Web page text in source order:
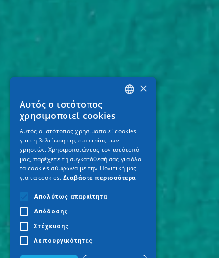
×
Αυτός ο ιστότοπος
χρησιμοποιεί cookies
Αυτός ο ιστότοπος χρησιμοποιεί cookies
για τη βελτίωση της εμπειρίας των
χρηστών. Χρησιμοποιώντας τον ιστότοπό
μας, παρέχετε τη συγκατάθεσή σας για όλα
τα cookies σύμφωνα με την Πολιτική μας
για τα cookies. Διαβάστε περισσότερα
Απολύτως απαραίτητα
Απόδοσης
Στόχευσης
Λειτουργικότητας